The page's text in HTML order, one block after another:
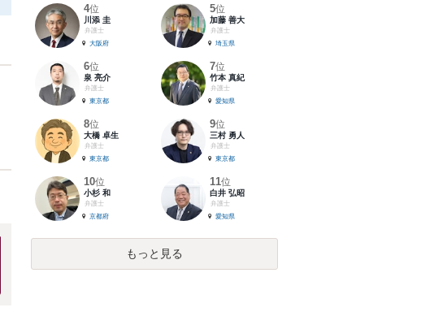
4位
川添 圭
弁護士
大阪府
5位
加藤 善大
弁護士
埼玉県
6位
泉 亮介
弁護士
東京都
7位
竹本 真紀
弁護士
愛知県
8位
大橋 卓生
弁護士
東京都
9位
三村 勇人
弁護士
東京都
10位
小杉 和
弁護士
京都府
11位
白井 弘昭
弁護士
愛知県
もっと見る